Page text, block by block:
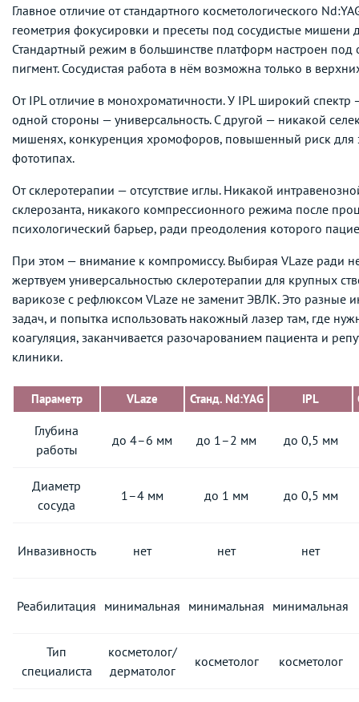
Главное отличие от стандартного косметологического
геометрия фокусировки и пресеты под сосудистые
Стандартный режим в большинстве платформ настроен
пигмент. Сосудистая работа в нём возможна только в
От IPL отличие в монохроматичности. У IPL широкий спектр
одной стороны — универсальность. С другой — никакой
мишенях, конкуренция хромофоров, повышенный риск для
фототипах.
От склеротерапии — отсутствие иглы. Никакой
склерозанта, никакого компрессионного режима после
психологический барьер, ради преодоления которого
При этом — внимание к компромиссу. Выбирая VLaze ради
жертвуем универсальностью склеротерапии для крупных
варикозе с рефлюксом VLaze не заменит ЭВЛК. Это разные
задач, и попытка использовать накожный лазер там, где
коагуляция, заканчивается разочарованием пациента и
клиники.
Параметр VLaze Станд. Nd:YAG IPL
Глубина
работы
до 4–6 мм до 1–2 мм до 0,5 мм
Диаметр
сосуда
1–4 мм до 1 мм до 0,5 мм
Инвазивность нет нет нет
Реабилитация минимальная минимальная минимальная
Тип
специалиста
косметолог/
дерматолог
косметолог косметолог